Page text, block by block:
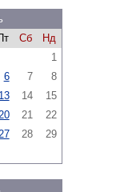
Сб
Нд
1
6 7
8
13 14
15
21
22
28
29